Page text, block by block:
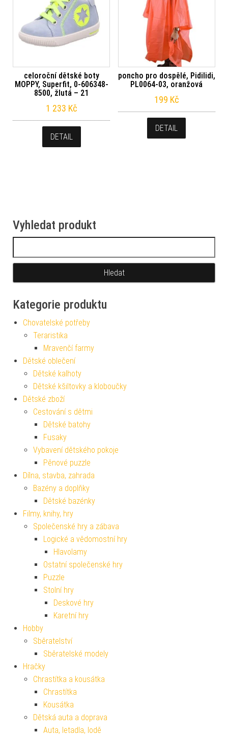
celoroční dětské boty
MOPPY, Superfit, 0-606348-
8500, žlutá – 21
1 233 Kč
DETAIL
poncho pro dospělé, Pidilidi,
PL0064-03, oranžová
199 Kč
DETAIL
Vyhledat produkt
Kategorie produktu
Chovatelské potřeby
Teraristika
Mravenčí farmy
Dětské oblečení
Dětské kalhoty
Dětské kšiltovky a kloboučky
Dětské zboží
Cestování s dětmi
Dětské batohy
Fusaky
Vybavení dětského pokoje
Pěnové puzzle
Dílna, stavba, zahrada
Bazény a doplňky
Dětské bazénky
Filmy, knihy, hry
Společenské hry a zábava
Logické a vědomostní hry
Hlavolamy
Ostatní společenské hry
Puzzle
Stolní hry
Deskové hry
Karetní hry
Hobby
Sběratelství
Sběratelské modely
Hračky
Chrastítka a kousátka
Chrastítka
Kousátka
Dětská auta a doprava
Auta, letadla, lodě